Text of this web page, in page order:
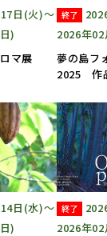
日(火)〜
)
マ展
終了
2026年
夢の島フ
2025 作
日(水)〜
)
終了
2026年